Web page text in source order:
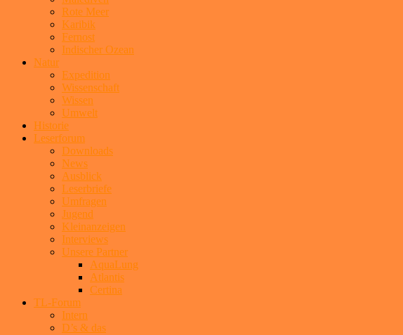
Rote Meer
Karibik
Fernost
Indischer Ozean
Natur
Expedition
Wissenschaft
Wissen
Umwelt
Historie
Leserforum
Downloads
News
Ausblick
Leserbriefe
Umfragen
Jugend
Kleinanzeigen
Interviews
Unsere Partner
AquaLung
Atlantis
Certina
TL-Forum
Intern
D’s & das